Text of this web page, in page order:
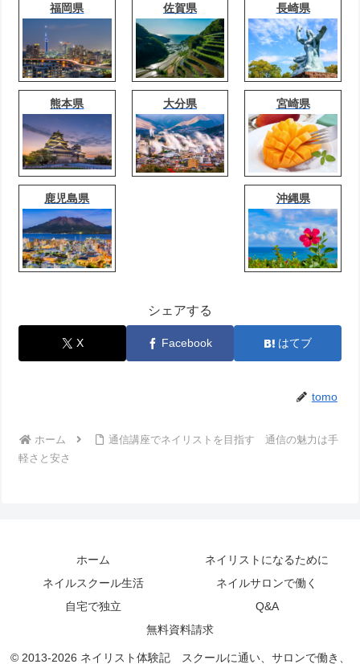
福岡県 佐賀県 長崎県
熊本県 大分県 宮崎県
鹿児島県 沖縄県
シェアする
X Facebook はてブ
tomo
ホーム
通信講座でネイリストを目指す 通信の魅力は手
軽さと安さ
ホーム
ネイリストになるために
ネイルスクール生活
ネイルサロンで働く
自宅で独立
Q&A
無料資料請求
© 2013-2026 ネイリスト体験記 スクールに通い、サロンで働き、